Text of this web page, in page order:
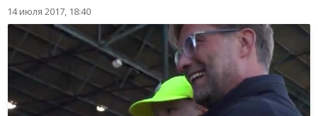
14 июля 2017, 18:40